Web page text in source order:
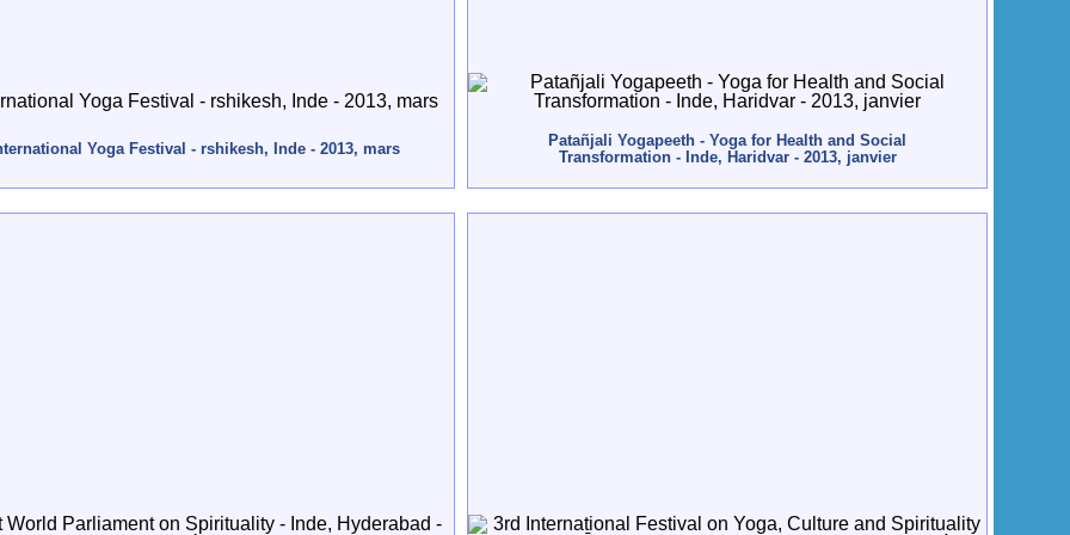
Yoga Festival - rshikesh, Inde - 2013, mars
Patañjali Yogapeeth - Yoga for Health and Social
Transformation - Inde, Haridvar - 2013, janvier